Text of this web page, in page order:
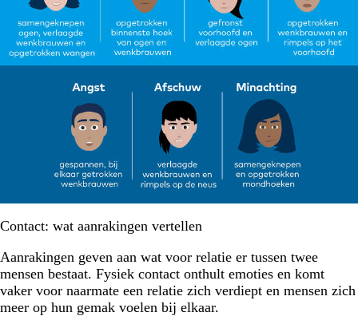
Contact: wat aanrakingen vertellen
Aanrakingen geven aan wat voor relatie er tussen twee
mensen bestaat. Fysiek contact onthult emoties en komt
vaker voor naarmate een relatie zich verdiept en mensen zich
meer op hun gemak voelen bij elkaar.